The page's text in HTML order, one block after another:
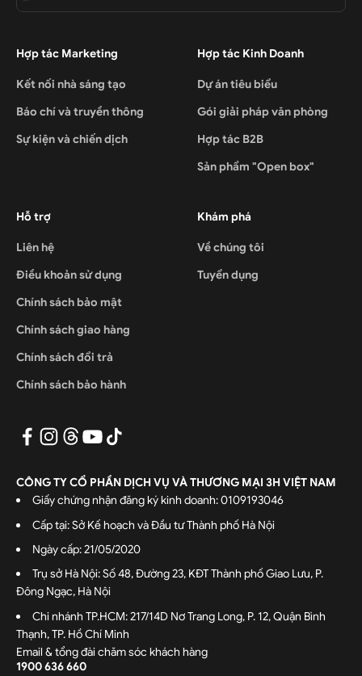
Hợp tác Marketing
Kết nối nhà sáng tạo
Báo chí và truyền thông
Sự kiện và chiến dịch
Hợp tác Kinh Doanh
Dự án tiêu biểu
Gói giải pháp văn phòng
Hợp tác B2B
Sản phẩm "Open box"
Hỗ trợ
Liên hệ
Điều khoản sử dụng
Chính sách bảo mật
Chính sách giao hàng
Chính sách đổi trả
Chính sách bảo hành
Khám phá
Về chúng tôi
Tuyển dụng
CÔNG TY CỔ PHẦN DỊCH VỤ VÀ THƯƠNG MẠI 3H VIỆT NAM
Giấy chứng nhận đăng ký kinh doanh: 0109193046
Cấp tại: Sở Kế hoạch và Đầu tư Thành phố Hà Nội
Ngày cấp: 21/05/2020
Trụ sở Hà Nội: Số 48, Đường 23, KĐT Thành phố Giao Lưu, P.
Đông Ngạc, Hà Nội
Chi nhánh TP.HCM: 217/14D Nơ Trang Long, P. 12, Quận Bình
Thạnh, TP. Hồ Chí Minh
Email & tổng đài chăm sóc khách hàng
1900 636 660